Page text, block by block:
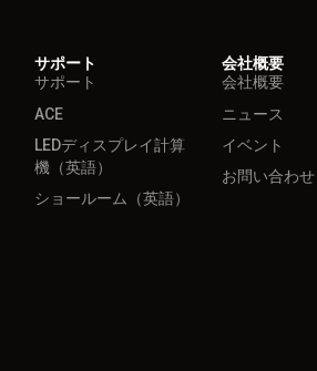
サポート
サポート
ACE
LEDディスプレイ計算
機（英語）
ショールーム（英語）
会社概要
会社概要
ニュース
イベント
お問い合わせ